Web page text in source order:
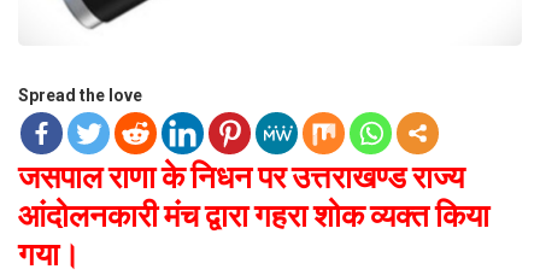
Spread the love
जसपाल राणा के निधन पर उत्तराखण्ड राज्य
आंदोलनकारी मंच द्वारा गहरा शोक व्यक्त किया
गया।